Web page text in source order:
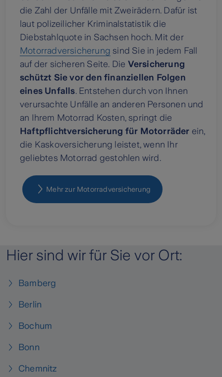
die Zahl der Unfälle mit Zweirädern. Dafür ist
laut polizeilicher Kriminalstatistik die
Diebstahlquote in Sachsen hoch. Mit der
Motorradversicherung sind Sie in jedem Fall
auf der sicheren Seite. Die Versicherung
schützt Sie vor den finanziellen Folgen
eines Unfalls. Entstehen durch von Ihnen
verursachte Unfälle an anderen Personen und
an Ihrem Motorrad Kosten, springt die
Haftpflichtversicherung für Motorräder ein,
die Kaskoversicherung leistet, wenn Ihr
geliebtes Motorrad gestohlen wird.
Mehr zur Motorradversicherung
Hier sind wir für Sie vor Ort:
Bamberg
Berlin
Bochum
Bonn
Chemnitz